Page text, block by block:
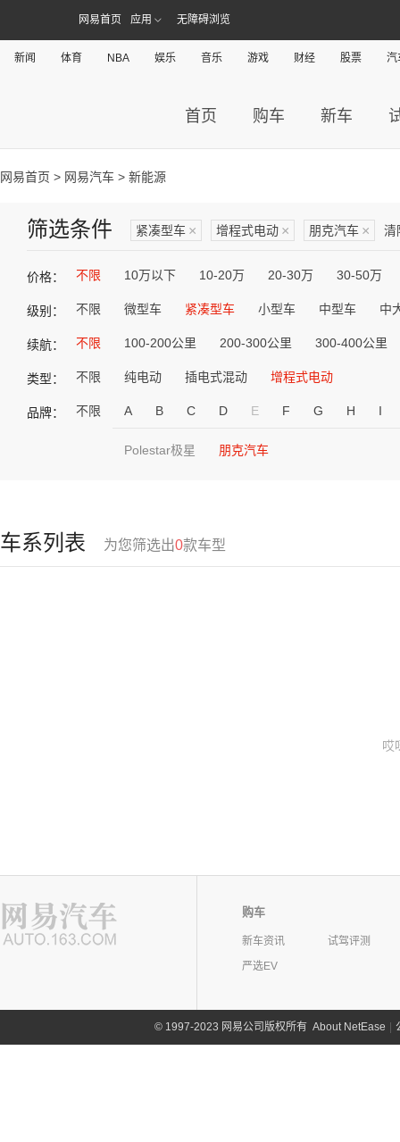
网易首页 应用 无障碍浏览
新闻 体育 NBA 娱乐 音乐 游戏 财经 股票 汽
首页 购车 新车
网易首页 > 网易汽车 > 新能源
筛选条件 紧凑型车 × 增程式电动 × 朋克汽车 × 清
价格： 不限 10万以下 10-20万 20-30万 30-50万
级别： 不限 微型车 紧凑型车 小型车 中型车 中
续航： 不限 100-200公里 200-300公里 300-400公里
类型： 不限 纯电动 插电式混动 增程式电动
品牌： 不限 A B C D E F G H I
Polestar极星 朋克汽车
车系列表 为您筛选出0款车型
哎
购车
新车资讯
试驾评测
严选EV
©1997-2023 网易公司版权所有 About NetEase